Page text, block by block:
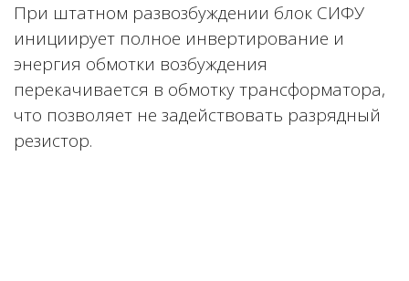
При штатном развозбуждении блок СИФУ
инициирует полное инвертирование и
энергия обмотки возбуждения
перекачивается в обмотку трансформатора,
что позволяет не задействовать разрядный
резистор.